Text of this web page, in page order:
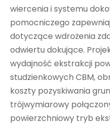
wiercenia i systemu
pomocniczego
dotyczące wdrożenia
odwiertu dokujące.
wydajność ekstrakcji
studzienkowych CBM,
koszty pozyskiwania
trójwymiarowy
powierzchniowy tryb